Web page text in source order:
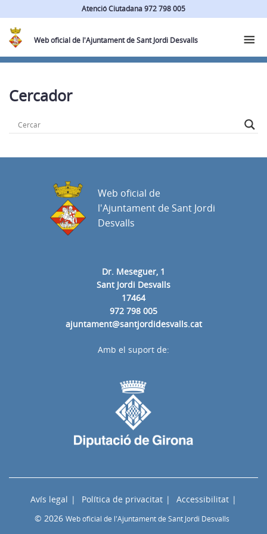
Atenció Ciutadana 972 798 005
Web oficial de l'Ajuntament de Sant Jordi Desvalls
Cercador
Dr. Meseguer, 1
Sant Jordi Desvalls
17464
972 798 005
ajuntament@santjordidesvalls.cat
Web oficial de
l'Ajuntament de Sant Jordi
Desvalls
Avís legal Política de privacitat
Accessibilitat
© 2026 Web oficial de l'Ajuntament de Sant Jordi Desvalls
Amb el suport de: